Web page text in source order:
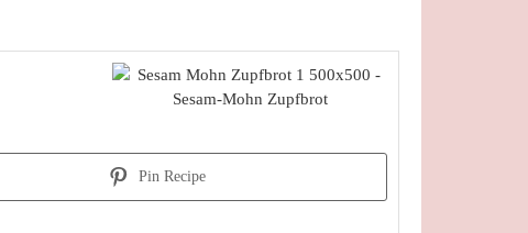
Pin Recipe